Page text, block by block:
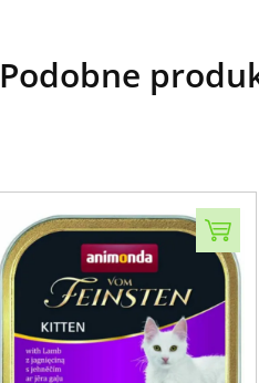
Podobne